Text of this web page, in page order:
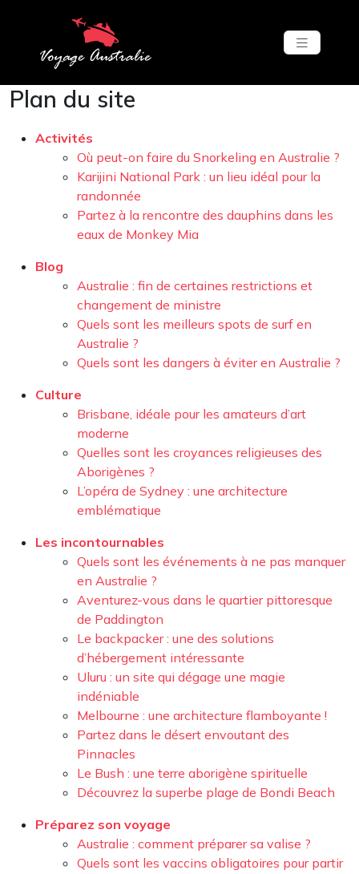
Plan du site
Activités
Où peut-on faire du Snorkeling en Australie ?
Karijini National Park : un lieu idéal pour la
randonnée
Partez à la rencontre des dauphins dans les
eaux de Monkey Mia
Blog
Australie : fin de certaines restrictions et
changement de ministre
Quels sont les meilleurs spots de surf en
Australie ?
Quels sont les dangers à éviter en Australie ?
Culture
Brisbane, idéale pour les amateurs d’art
moderne
Quelles sont les croyances religieuses des
Aborigènes ?
L’opéra de Sydney : une architecture
emblématique
Les incontournables
Quels sont les événements à ne pas manquer
en Australie ?
Aventurez-vous dans le quartier pittoresque
de Paddington
Le backpacker : une des solutions
d’hébergement intéressante
Uluru : un site qui dégage une magie
indéniable
Melbourne : une architecture flamboyante !
Partez dans le désert envoutant des
Pinnacles
Le Bush : une terre aborigène spirituelle
Découvrez la superbe plage de Bondi Beach
Préparez son voyage
Australie : comment préparer sa valise ?
Quels sont les vaccins obligatoires pour partir